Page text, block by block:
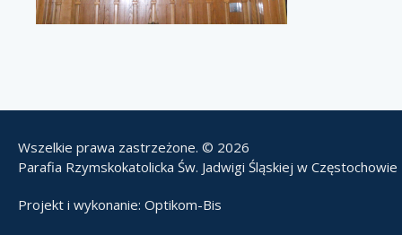
Wszelkie prawa zastrzeżone. © 2026
Parafia Rzymskokatolicka Św. Jadwigi Śląskiej w Częstochowie
Projekt i wykonanie: Optikom-Bis